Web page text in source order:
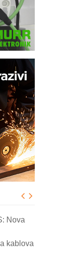
korist
godina
Nova
kablova